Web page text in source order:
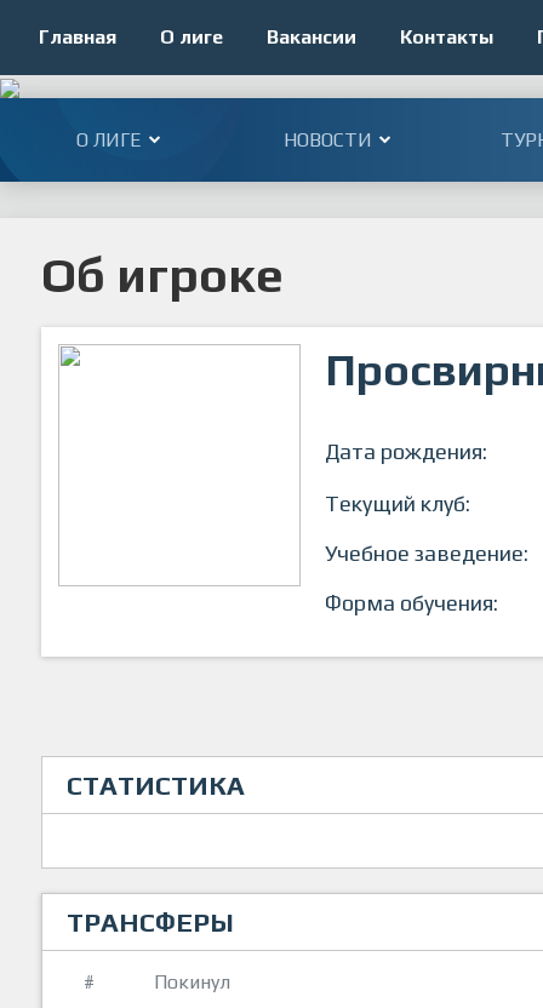
Главная О лиге Вакансии Контакты
О ЛИГЕ НОВОСТИ
Об игроке
Дата рождения:
Текущий клуб:
Учебное заведение:
Форма обучения:
СТАТИСТИКА
ТРАНСФЕРЫ
# Покинул